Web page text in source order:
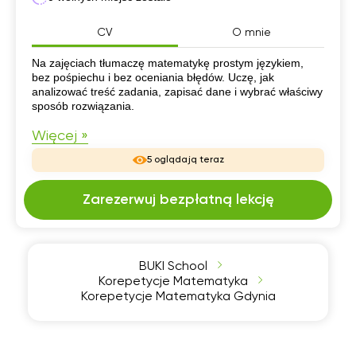
CV O mnie
CV
Na zajęciach tłumaczę matematykę prostym językiem,
bez pośpiechu i bez oceniania błędów. Uczę, jak
analizować treść zadania, zapisać dane i wybrać właściwy
sposób rozwiązania.
Więcej »
5 oglądają teraz
Zarezerwuj bezpłatną lekcję
BUKI School
Korepetycje Matematyka
Korepetycje Matematyka Gdynia